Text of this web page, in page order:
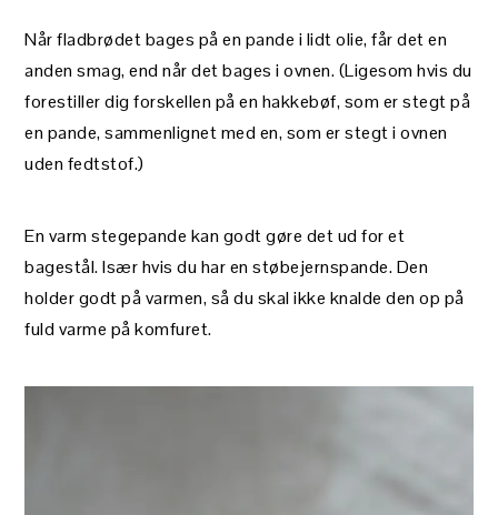
Når fladbrødet bages på en pande i lidt olie, får det en
anden smag, end når det bages i ovnen. (Ligesom hvis du
forestiller dig forskellen på en hakkebøf, som er stegt på
en pande, sammenlignet med en, som er stegt i ovnen
uden fedtstof.)
En varm stegepande kan godt gøre det ud for et
bagestål. Især hvis du har en støbejernspande. Den
holder godt på varmen, så du skal ikke knalde den op på
fuld varme på komfuret.